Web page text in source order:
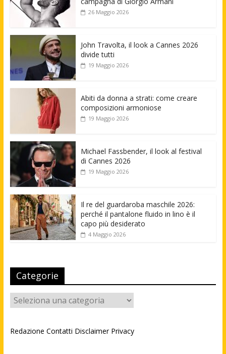
26 Maggio 2026
John Travolta, il look a Cannes 2026
divide tutti
19 Maggio 2026
Abiti da donna a strati: come creare
composizioni armoniose
19 Maggio 2026
Michael Fassbender, il look al festival
di Cannes 2026
19 Maggio 2026
Il re del guardaroba maschile 2026:
perché il pantalone fluido in lino è il
capo più desiderato
4 Maggio 2026
Categorie
Categorie
Redazione Contatti Disclaimer Privacy